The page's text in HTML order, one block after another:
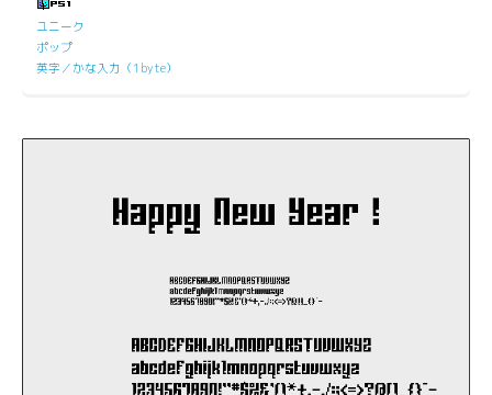
ユニーク
ポップ
英字／かな入力（1byte）